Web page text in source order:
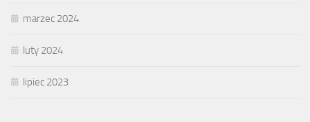
marzec 2024
luty 2024
lipiec 2023